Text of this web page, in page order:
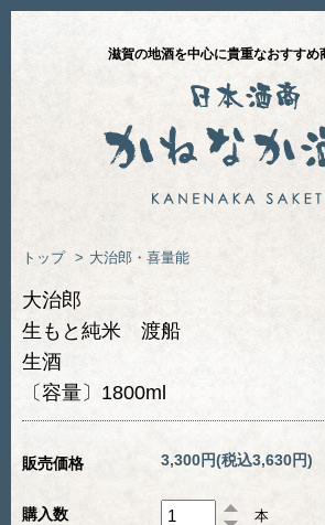
滋賀の地酒を中心に貴重なおすすめ
トップ > 大治郎・喜量能
大治郎
生もと純米 渡船
生酒
〔容量〕1800ml
販売価格 3,300円(税込3,630円)
購入数 本